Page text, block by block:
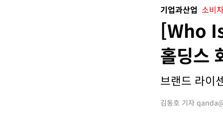
기업과산업 소비
[Who
홀딩스
브랜드 라이
김동호 기자